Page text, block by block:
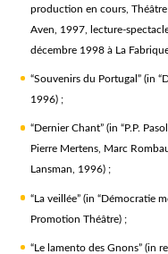
production en cours,
Aven, 1997, lecture-
décembre 1998 à La
“Souvenirs du Portugal” (in
1996) ;
“Dernier Chant” (in “P.P.
Pierre Mertens, Marc
Lansman, 1996) ;
“La veillée” (in “Démocratie
Promotion Théâtre) ;
“Le lamento des Gnons” (in